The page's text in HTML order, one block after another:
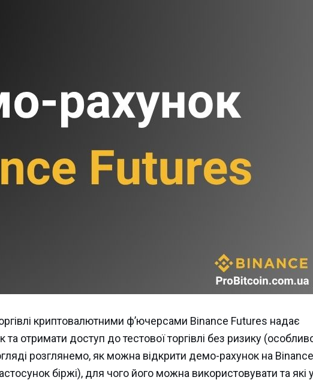
криптовалютними ф’ючерсами Binance Futures надає
отримати доступ до тестової торгівлі без ризику
розглянемо, як можна відкрити демо-рахунок на Binance
біржі), для чого його можна використовувати та які